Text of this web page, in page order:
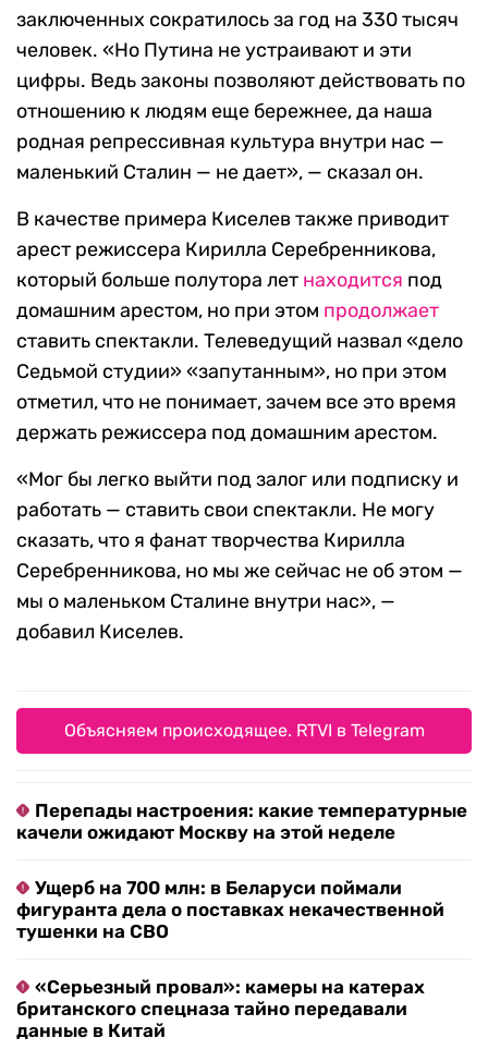
заключенных сократилось за год на 330 тысяч
человек. «Но Путина не устраивают и эти
цифры. Ведь законы позволяют действовать по
отношению к людям еще бережнее, да наша
родная репрессивная культура внутри нас —
маленький Сталин — не дает», — сказал он.
В качестве примера Киселев также приводит
арест режиссера Кирилла Серебренникова,
который больше полутора лет находится под
домашним арестом, но при этом продолжает
ставить спектакли. Телеведущий назвал «дело
Седьмой студии» «запутанным», но при этом
отметил, что не понимает, зачем все это время
держать режиссера под домашним арестом.
«Мог бы легко выйти под залог или подписку и
работать — ставить свои спектакли. Не могу
сказать, что я фанат творчества Кирилла
Серебренникова, но мы же сейчас не об этом —
мы о маленьком Сталине внутри нас», —
добавил Киселев.
Объясняем происходящее. RTVI в Telegram
Перепады настроения: какие температурные
качели ожидают Москву на этой неделе
Ущерб на 700 млн: в Беларуси поймали
фигуранта дела о поставках некачественной
тушенки на СВО
«Серьезный провал»: камеры на катерах
британского спецназа тайно передавали
данные в Китай